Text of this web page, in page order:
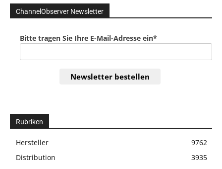
ChannelObserver Newsletter
Bitte tragen Sie Ihre E-Mail-Adresse ein*
Newsletter bestellen
Rubriken
Hersteller
9762
Distribution
3935